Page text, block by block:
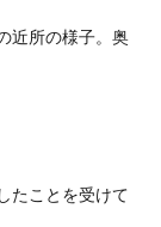
近所の様子。奥
たことを受けて